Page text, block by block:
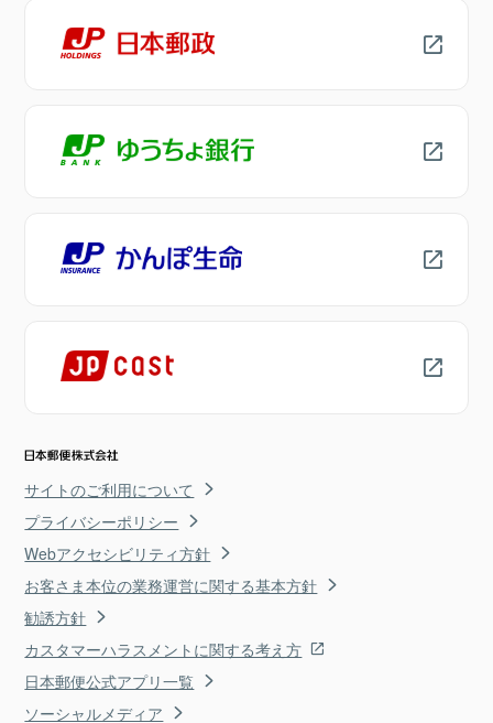
サイトのご利用について
プライバシーポリシー
Webアクセシビリティ方針
お客さま本位の業務運営に関する基本方針
勧誘方針
カスタマーハラスメントに関する考え方
日本郵便公式アプリ一覧
ソーシャルメディア